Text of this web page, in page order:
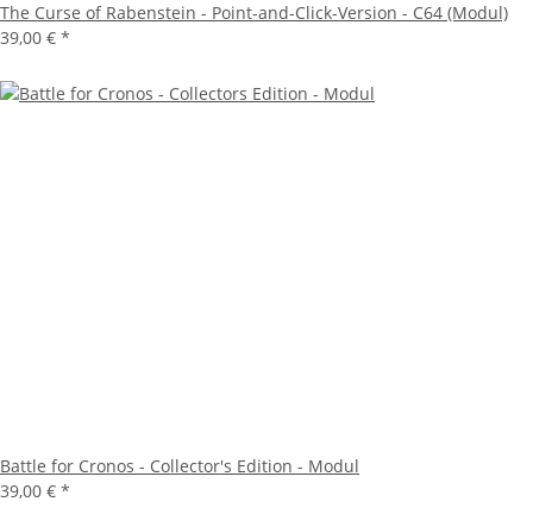
The Curse of Rabenstein - Point-and-Click-Version - C64 (Modul)
39,00 € *
Battle for Cronos - Collector's Edition - Modul
39,00 € *